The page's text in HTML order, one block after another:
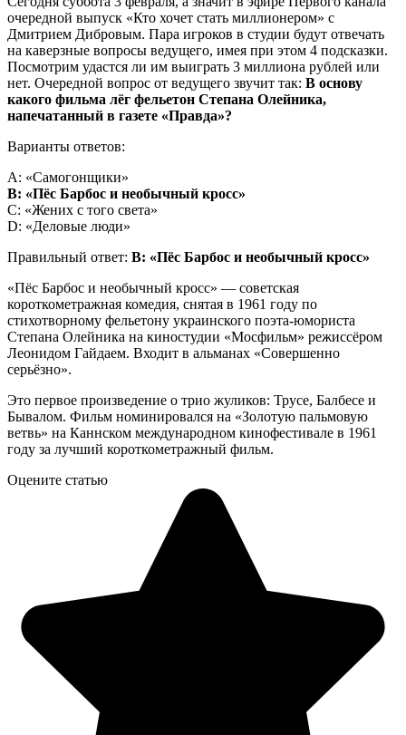
очередной выпуск «Кто хочет стать миллионером» с
Дмитрием Дибровым. Пара игроков в студии будут отвечать
на каверзные вопросы ведущего, имея при этом 4 подсказки.
Посмотрим удастся ли им выиграть 3 миллиона рублей или
нет. Очередной вопрос от ведущего звучит так: В основу
какого фильма лёг фельетон Степана Олейника,
напечатанный в газете «Правда»?
Варианты ответов:
A: «Самогонщики»
B: «Пёс Барбос и необычный кросс»
C: «Жених с того света»
D: «Деловые люди»
Правильный ответ: B: «Пёс Барбос и необычный кросс»
«Пёс Барбос и необычный кросс» — советская
короткометражная комедия, снятая в 1961 году по
стихотворному фельетону украинского поэта-юмориста
Степана Олейника на киностудии «Мосфильм» режиссёром
Леонидом Гайдаем. Входит в альманах «Совершенно
серьёзно».
Это первое произведение о трио жуликов: Трусе, Балбесе и
Бывалом. Фильм номинировался на «Золотую пальмовую
ветвь» на Каннском международном кинофестивале в 1961
году за лучший короткометражный фильм.
Оцените статью